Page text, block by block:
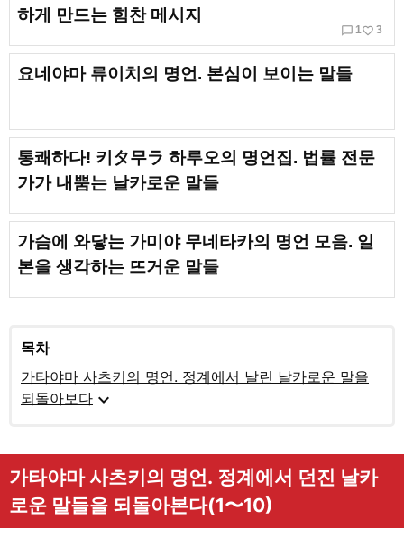
하게 만드는 힘찬 메시지
chat_bubble_outline 1 favorite_border 3
요네야마 류이치의 명언. 본심이 보이는 말들
통쾌하다! 키タ무ラ 하루오의 명언집. 법률 전문
가가 내뿜는 날카로운 말들
가슴에 와닿는 가미야 무네타카의 명언 모음. 일
본을 생각하는 뜨거운 말들
목차
가타야마 사츠키의 명언. 정계에서 날린 날카로운 말을
되돌아보다 expand_more
가타야마 사츠키의 명언. 정계에서 던진 날카
로운 말들을 되돌아본다(1〜10)